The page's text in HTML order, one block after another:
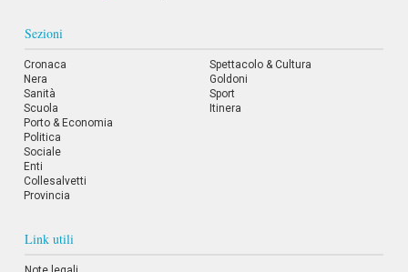
Sezioni
Cronaca
Nera
Sanità
Scuola
Porto & Economia
Politica
Sociale
Enti
Collesalvetti
Provincia
Spettacolo & Cultura
Goldoni
Sport
Itinera
Link utili